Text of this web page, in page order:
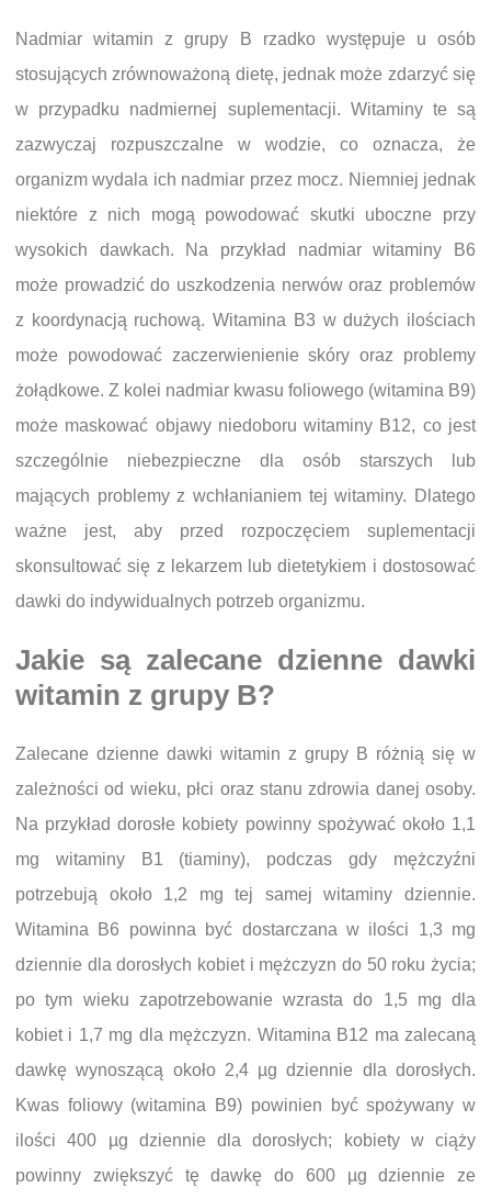
Nadmiar witamin z grupy B rzadko występuje u osób
stosujących zrównoważoną dietę, jednak może zdarzyć się
w przypadku nadmiernej suplementacji. Witaminy te są
zazwyczaj rozpuszczalne w wodzie, co oznacza, że
organizm wydala ich nadmiar przez mocz. Niemniej jednak
niektóre z nich mogą powodować skutki uboczne przy
wysokich dawkach. Na przykład nadmiar witaminy B6
może prowadzić do uszkodzenia nerwów oraz problemów
z koordynacją ruchową. Witamina B3 w dużych ilościach
może powodować zaczerwienienie skóry oraz problemy
żołądkowe. Z kolei nadmiar kwasu foliowego (witamina B9)
może maskować objawy niedoboru witaminy B12, co jest
szczególnie niebezpieczne dla osób starszych lub
mających problemy z wchłanianiem tej witaminy. Dlatego
ważne jest, aby przed rozpoczęciem suplementacji
skonsultować się z lekarzem lub dietetykiem i dostosować
dawki do indywidualnych potrzeb organizmu.
Jakie są zalecane dzienne dawki
witamin z grupy B?
Zalecane dzienne dawki witamin z grupy B różnią się w
zależności od wieku, płci oraz stanu zdrowia danej osoby.
Na przykład dorosłe kobiety powinny spożywać około 1,1
mg witaminy B1 (tiaminy), podczas gdy mężczyźni
potrzebują około 1,2 mg tej samej witaminy dziennie.
Witamina B6 powinna być dostarczana w ilości 1,3 mg
dziennie dla dorosłych kobiet i mężczyzn do 50 roku życia;
po tym wieku zapotrzebowanie wzrasta do 1,5 mg dla
kobiet i 1,7 mg dla mężczyzn. Witamina B12 ma zalecaną
dawkę wynoszącą około 2,4 µg dziennie dla dorosłych.
Kwas foliowy (witamina B9) powinien być spożywany w
ilości 400 µg dziennie dla dorosłych; kobiety w ciąży
powinny zwiększyć tę dawkę do 600 µg dziennie ze